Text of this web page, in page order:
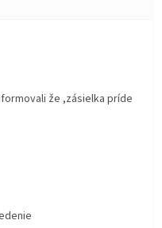
5 z 5 hviezdičiek.
že ,zásielka príde
5 z 5 hviezdičiek.